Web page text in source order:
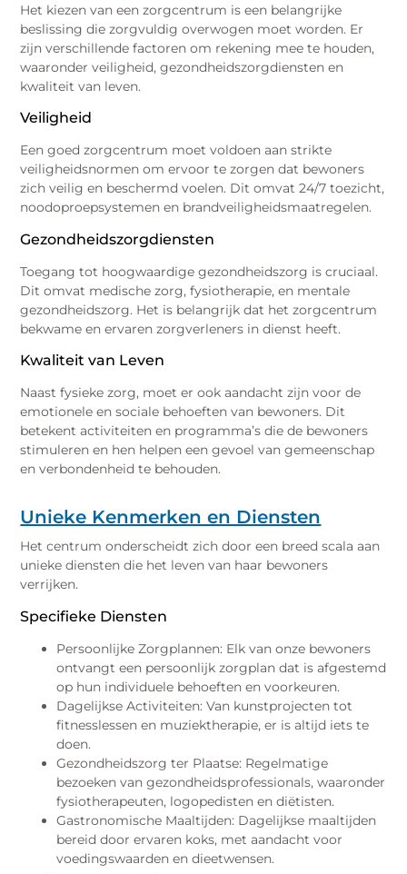
Het kiezen van een zorgcentrum is een belangrijke
beslissing die zorgvuldig overwogen moet worden. Er
zijn verschillende factoren om rekening mee te houden,
waaronder veiligheid, gezondheidszorgdiensten en
kwaliteit van leven.
Veiligheid
Een goed zorgcentrum moet voldoen aan strikte
veiligheidsnormen om ervoor te zorgen dat bewoners
zich veilig en beschermd voelen. Dit omvat 24/7 toezicht,
noodoproepsystemen en brandveiligheidsmaatregelen.
Gezondheidszorgdiensten
Toegang tot hoogwaardige gezondheidszorg is cruciaal.
Dit omvat medische zorg, fysiotherapie, en mentale
gezondheidszorg. Het is belangrijk dat het zorgcentrum
bekwame en ervaren zorgverleners in dienst heeft.
Kwaliteit van Leven
Naast fysieke zorg, moet er ook aandacht zijn voor de
emotionele en sociale behoeften van bewoners. Dit
betekent activiteiten en programma’s die de bewoners
stimuleren en hen helpen een gevoel van gemeenschap
en verbondenheid te behouden.
Unieke Kenmerken en Diensten
Het centrum onderscheidt zich door een breed scala aan
unieke diensten die het leven van haar bewoners
verrijken.
Specifieke Diensten
Persoonlijke Zorgplannen: Elk van onze bewoners
ontvangt een persoonlijk zorgplan dat is afgestemd
op hun individuele behoeften en voorkeuren.
Dagelijkse Activiteiten: Van kunstprojecten tot
fitnesslessen en muziektherapie, er is altijd iets te
doen.
Gezondheidszorg ter Plaatse: Regelmatige
bezoeken van gezondheidsprofessionals, waaronder
fysiotherapeuten, logopedisten en diëtisten.
Gastronomische Maaltijden: Dagelijkse maaltijden
bereid door ervaren koks, met aandacht voor
voedingswaarden en dieetwensen.